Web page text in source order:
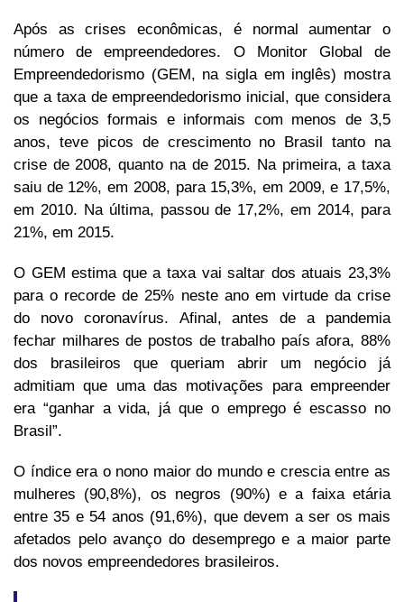
Após as crises econômicas, é normal aumentar o
número de empreendedores. O Monitor Global de
Empreendedorismo (GEM, na sigla em inglês) mostra
que a taxa de empreendedorismo inicial, que considera
os negócios formais e informais com menos de 3,5
anos, teve picos de crescimento no Brasil tanto na
crise de 2008, quanto na de 2015. Na primeira, a taxa
saiu de 12%, em 2008, para 15,3%, em 2009, e 17,5%,
em 2010. Na última, passou de 17,2%, em 2014, para
21%, em 2015.
O GEM estima que a taxa vai saltar dos atuais 23,3%
para o recorde de 25% neste ano em virtude da crise
do novo coronavírus. Afinal, antes de a pandemia
fechar milhares de postos de trabalho país afora, 88%
dos brasileiros que queriam abrir um negócio já
admitiam que uma das motivações para empreender
era “ganhar a vida, já que o emprego é escasso no
Brasil”.
O índice era o nono maior do mundo e crescia entre as
mulheres (90,8%), os negros (90%) e a faixa etária
entre 35 e 54 anos (91,6%), que devem a ser os mais
afetados pelo avanço do desemprego e a maior parte
dos novos empreendedores brasileiros.